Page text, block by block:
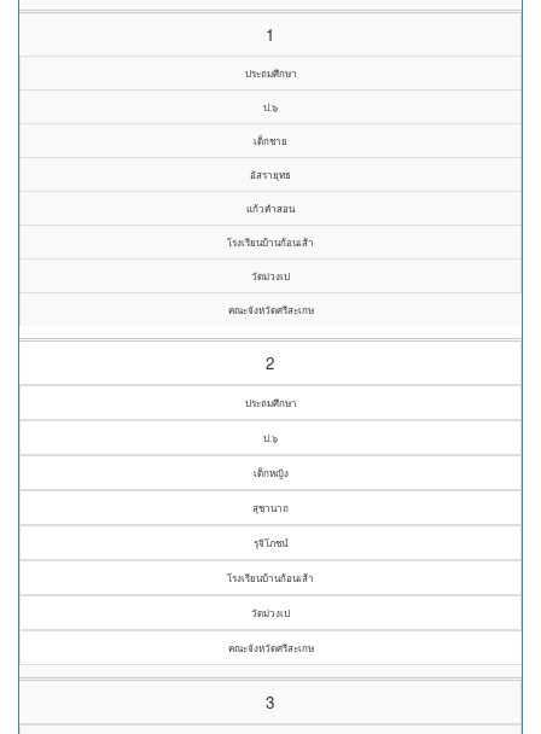
1
ประถมศึกษา
ป.๖
เด็กชาย
อัสรายุทธ
แก้วคำสอน
โรงเรียนบ้านก้อนเส้า
วัดม่วงเป
คณะจังหวัดศรีสะเกษ
2
ประถมศึกษา
ป.๖
เด็กหญิง
สุชานาถ
รุจิโภชน์
โรงเรียนบ้านก้อนเส้า
วัดม่วงเป
คณะจังหวัดศรีสะเกษ
3